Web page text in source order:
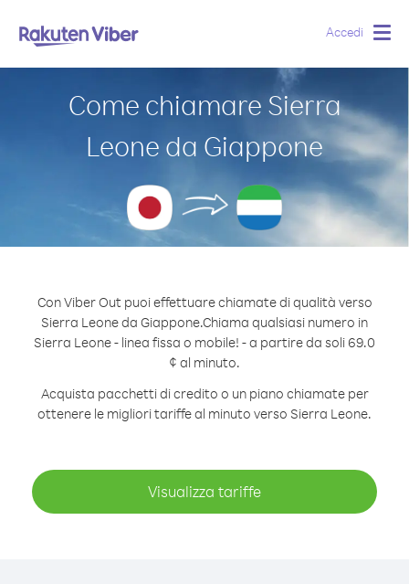
Accedi
Come chiamare Sierra
Leone da Giappone
Con Viber Out puoi effettuare chiamate di qualità verso
Sierra Leone da Giappone.Chiama qualsiasi numero in
Sierra Leone - linea fissa o mobile! - a partire da soli 69.0
¢ al minuto.
Acquista pacchetti di credito o un piano chiamate per
ottenere le migliori tariffe al minuto verso Sierra Leone.
Visualizza tariffe